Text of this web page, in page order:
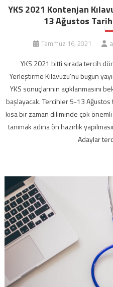
YKS 2021 Kontenjan
13 Ağustos
Temmuz 16, 2021
YKS 2021 bitti sırada tercih
Yerleştirme Kılavuzu’nu bugün
YKS sonuçlarının açıklanmasını
başlayacak. Tercihler 5-13 Ağustos
kısa bir zaman diliminde çok
tanımak adına ön hazırlık
Adaylar